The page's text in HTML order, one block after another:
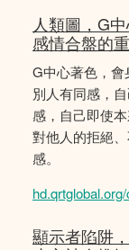
人類圖，G
感情合盤的重
G中心著色，
別人有同感，
感，自己即使
對他人的拒絕
感。
顯示者陷阱